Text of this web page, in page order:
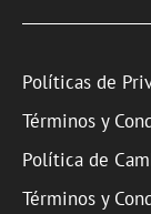
Políticas de
Términos y
Política de
Términos y